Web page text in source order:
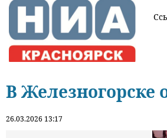
В Железногорске
26.03.2026 13:17